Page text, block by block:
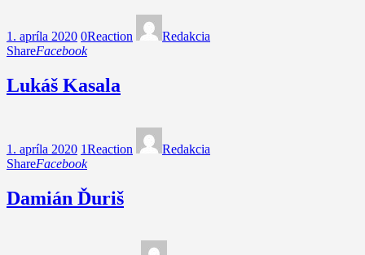
1. apríla 2020 0Reaction
Redakcia
ShareFacebook
Lukáš Kasala
1. apríla 2020 1Reaction
Redakcia
ShareFacebook
Damián Ďuriš